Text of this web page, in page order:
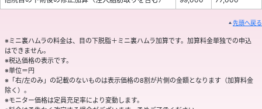
先頭へ戻る
※ミニ裏ハムラの料金は、目の下脱脂＋ミニ裏ハムラ加算です。加算料金単独での申込
はできません。
※税込価格の表示です。
※単位＝円
※「右/左のみ」の記載のないものは表示価格の8割が片側の金額となります（加算料金
除く）。
※モニター価格は定員充足率により変動します。